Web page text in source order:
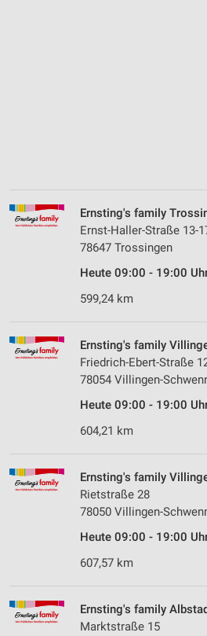
Ernsting's family
Ernst-Haller-Straße 13-
78647 Trossingen
Heute 09:00 - 19:00
599,24 km
Ernsting's family
Friedrich-Ebert-Straße
78054 Villingen-
Heute 09:00 - 19:00
604,21 km
Ernsting's family
Rietstraße 28
78050 Villingen-
Heute 09:00 - 19:00
607,57 km
Ernsting's family
Marktstraße 15